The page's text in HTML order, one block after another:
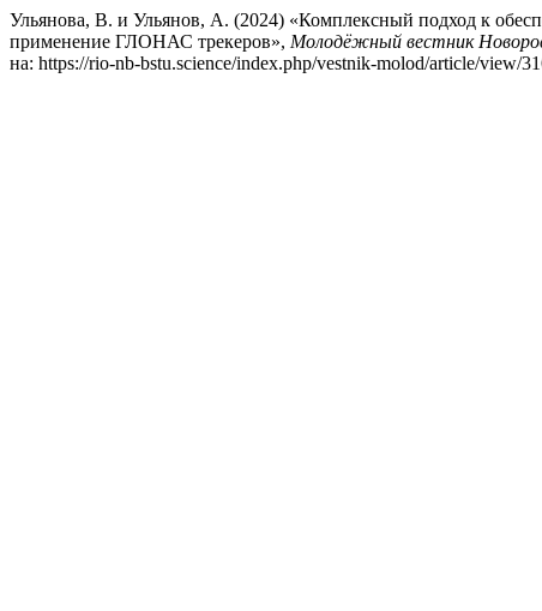
Ульянова, В. и Ульянов, А. (2024) «Комплексный подход к
применение ГЛОНАС трекеров», Молодёжный вестник
на: https://rio-nb-bstu.science/index.php/vestnik-molod/article/view/